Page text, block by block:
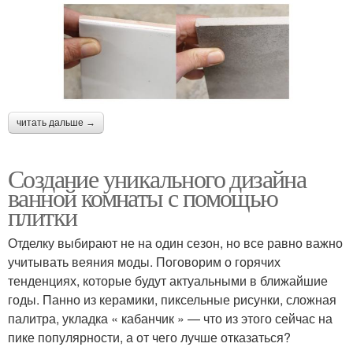
читать дальше →
Создание уникального дизайна
ванной комнаты с помощью
плитки
Отделку выбирают не на один сезон, но все равно важно
учитывать веяния моды. Поговорим о горячих
тенденциях, которые будут актуальными в ближайшие
годы. Панно из керамики, пиксельные рисунки, сложная
палитра, укладка « кабанчик » — что из этого сейчас на
пике популярности, а от чего лучше отказаться?